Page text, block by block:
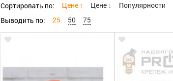
Сортировать по: Цене ↑ Цене ↓ Популярности
Выводить по:
25 50 75